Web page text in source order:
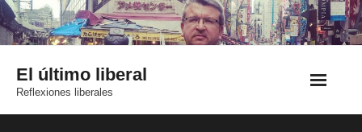
Saltar
al
El último liberal
Reflexiones liberales